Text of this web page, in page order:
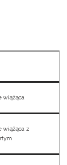
wiążąca
wiążąca z